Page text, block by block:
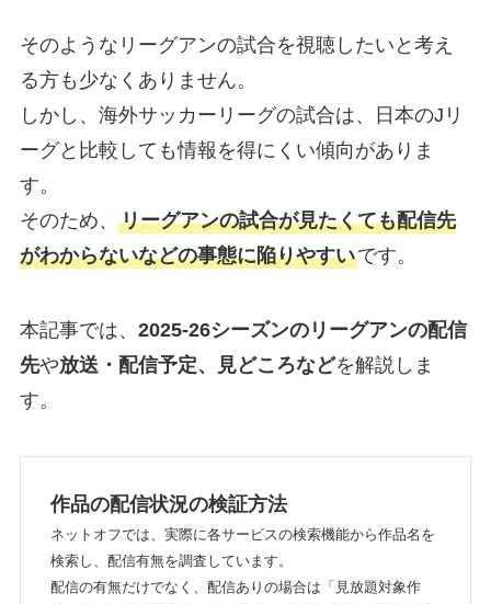
そのようなリーグアンの試合を視聴したいと考え
る方も少なくありません。
しかし、海外サッカーリーグの試合は、日本のJリ
ーグと比較しても情報を得にくい傾向がありま
す。
そのため、 リーグアンの試合が見たくても配信先
がわからないなどの事態に陥りやすいです。
本記事では、 2025-26シーズンのリーグアンの配信
先や放送・配信予定、見どころなどを解説しま
す。
作品の配信状況の検証方法
ネットオフでは、実際に各サービスの検索機能から作品名を
検索し、配信有無を調査しています。
配信の有無だけでなく、配信ありの場合は「見放題対象作